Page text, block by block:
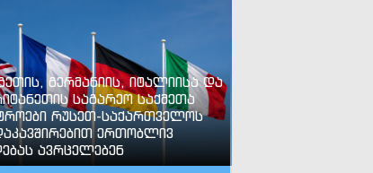
გერმანიის, იტალიისა და
საგარეო საქმეთა
რუსეთ-საქართველოს
ერთობლივ
ავრცელებენ